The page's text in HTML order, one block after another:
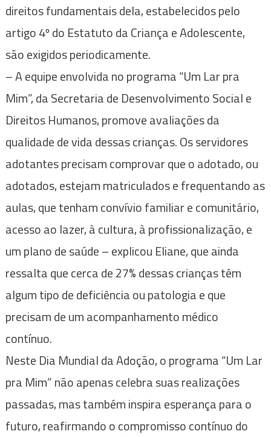
direitos fundamentais dela, estabelecidos pelo
artigo 4º do Estatuto da Criança e Adolescente,
são exigidos periodicamente.
– A equipe envolvida no programa “Um Lar pra
Mim”, da Secretaria de Desenvolvimento Social e
Direitos Humanos, promove avaliações da
qualidade de vida dessas crianças. Os servidores
adotantes precisam comprovar que o adotado, ou
adotados, estejam matriculados e frequentando as
aulas, que tenham convívio familiar e comunitário,
acesso ao lazer, à cultura, à profissionalização, e
um plano de saúde – explicou Eliane, que ainda
ressalta que cerca de 27% dessas crianças têm
algum tipo de deficiência ou patologia e que
precisam de um acompanhamento médico
contínuo.
Neste Dia Mundial da Adoção, o programa “Um Lar
pra Mim” não apenas celebra suas realizações
passadas, mas também inspira esperança para o
futuro, reafirmando o compromisso contínuo do